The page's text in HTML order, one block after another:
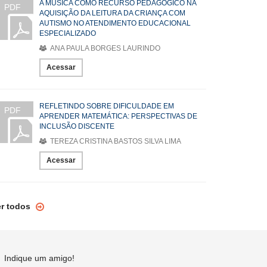
PDF
A MÚSICA COMO RECURSO PEDAGÓGICO NA
AQUISIÇÃO DA LEITURA DA CRIANÇA COM
AUTISMO NO ATENDIMENTO EDUCACIONAL
ESPECIALIZADO
ANA PAULA BORGES LAURINDO
Acessar
PDF
REFLETINDO SOBRE DIFICULDADE EM
APRENDER MATEMÁTICA: PERSPECTIVAS DE
INCLUSÃO DISCENTE
TEREZA CRISTINA BASTOS SILVA LIMA
Acessar
todos
Indique um amigo!